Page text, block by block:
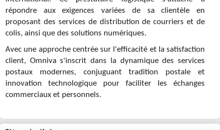
répondre aux exigences variées de sa clientèle en
proposant des services de distribution de courriers et de
colis, ainsi que des solutions numériques.
Avec une approche centrée sur l'efficacité et la satisfaction
client, Omniva s'inscrit dans la dynamique des services
postaux modernes, conjuguant tradition postale et
innovation technologique pour faciliter les échanges
commerciaux et personnels.